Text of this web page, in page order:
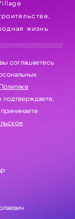
жизнь
соглашаетесь
Политике
подтверждаете,